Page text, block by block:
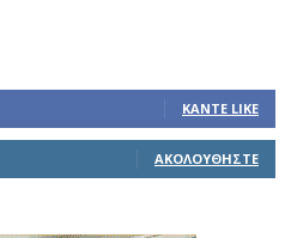
ΚΆΝΤΕ LIKE
ΑΚΟΛΟΥΘΉΣΤΕ